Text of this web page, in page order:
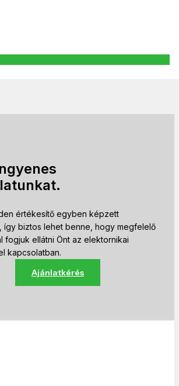
értékesítő egyben képzett
így biztos lehet benne, hogy megfelelő
fogjuk ellátni Önt az elektornikai
kapcsolatban.
Ajánlatkérés